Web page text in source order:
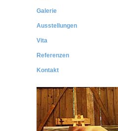
Galerie
Ausstellungen
Vita
Referenzen
Kontakt